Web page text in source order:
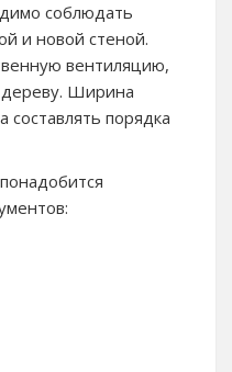
соблюдать
и новой стеной.
вентиляцию,
дереву. Ширина
составлять порядка